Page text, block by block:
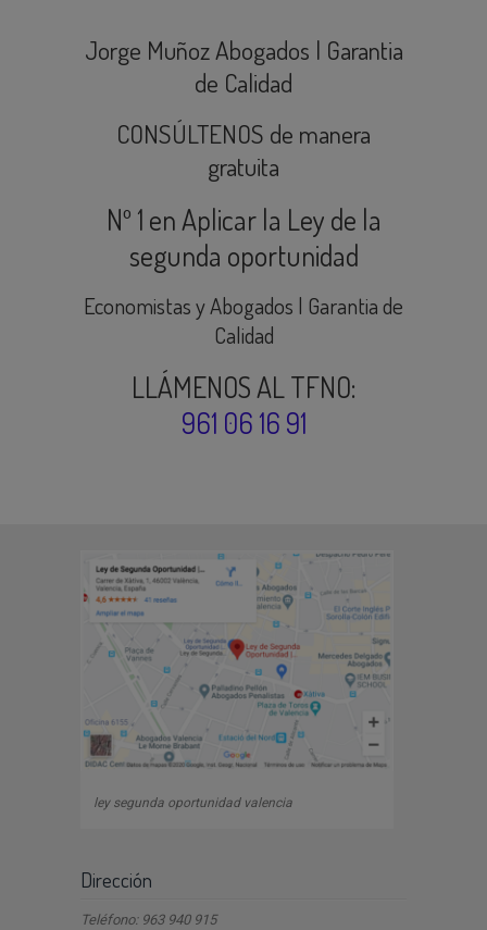
Jorge Muñoz Abogados | Garantia
de Calidad
CONSÚLTENOS de manera
gratuita
Nº 1 en Aplicar la Ley de la
segunda oportunidad
Economistas y Abogados | Garantia de
Calidad
LLÁMENOS AL TFNO:
961 06 16 91
ley segunda oportunidad valencia
Dirección
Teléfono: 963 940 915